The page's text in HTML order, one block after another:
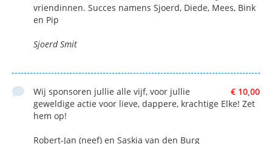
vriendinnen. Succes namens Sjoerd, Diede, Mees, Bink
en Pip
Sjoerd Smit
€ 10,00
Wij sponsoren jullie alle vijf, voor jullie
geweldige actie voor lieve, dappere, krachtige Elke! Zet
hem op!
Robert-Jan (neef) en Saskia van den Burg